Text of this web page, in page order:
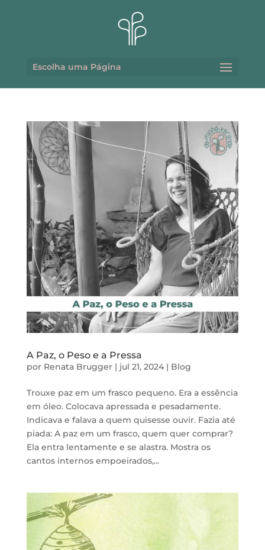
Escolha uma Página
A Paz, o Peso e a Pressa
por Renata Brugger| jul 21, 2024| Blog
Trouxe paz em um frasco pequeno. Era a essência
em óleo. Colocava apressada e pesadamente.
Indicava e falava a quem quisesse ouvir. Fazia até
piada: A paz em um frasco, quem quer comprar?
Ela entra lentamente e se alastra. Mostra os
cantos internos empoeirados,...